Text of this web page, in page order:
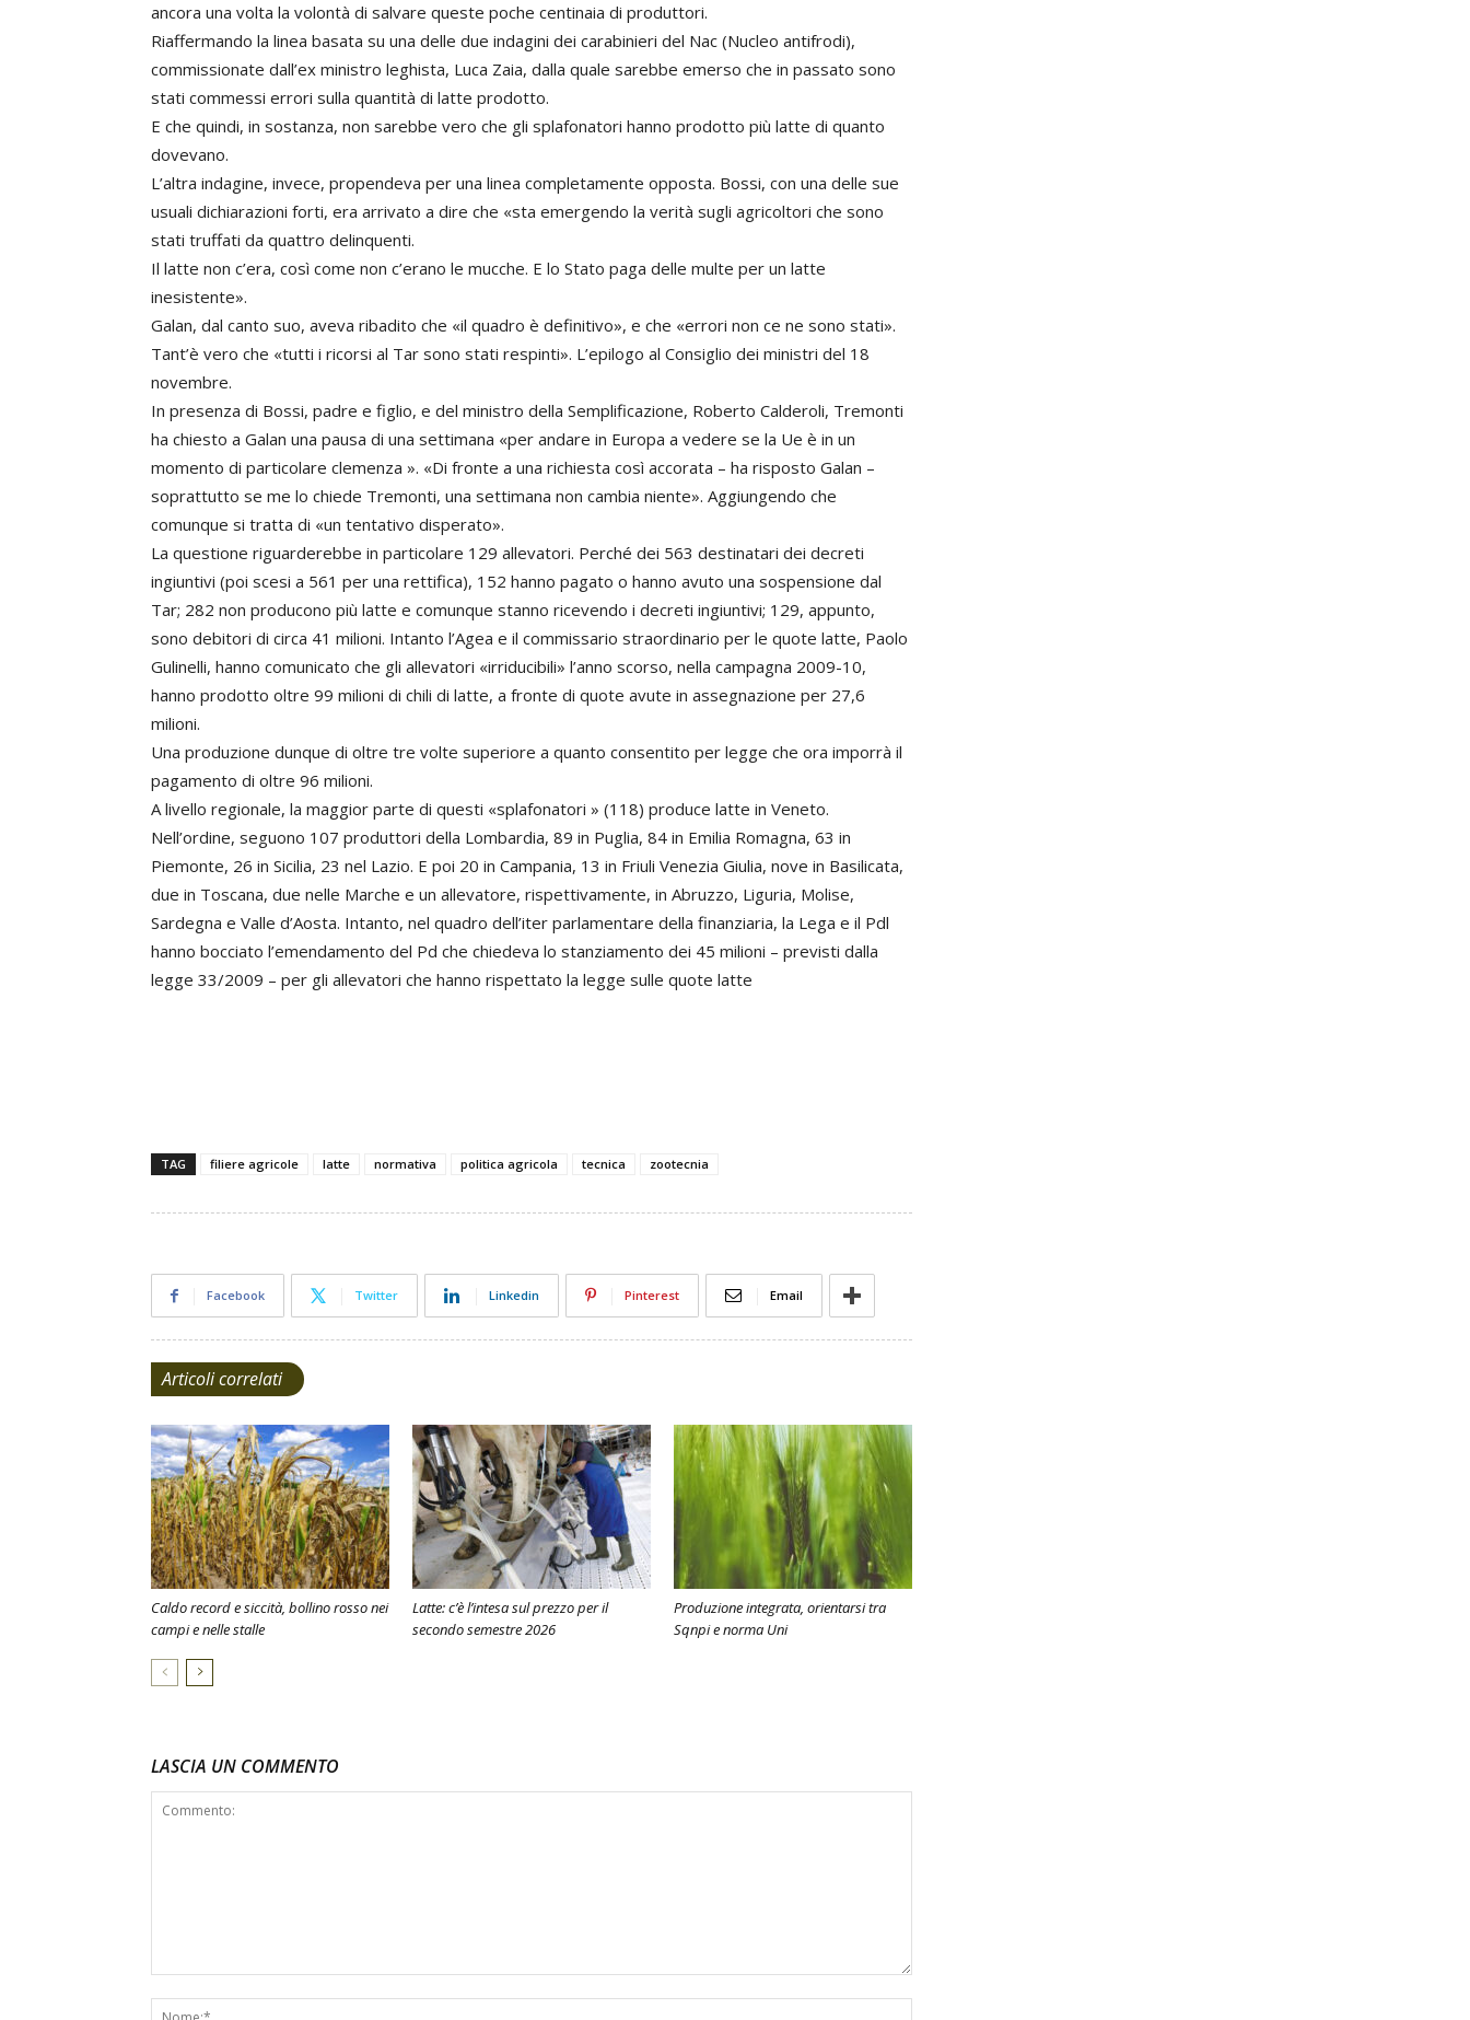
ancora una volta la volontà di salvare queste poche centinaia di produttori.
Riaffermando la linea basata su una delle due indagini dei carabinieri del Nac (Nucleo antifrodi),
commissionate dall’ex ministro leghista, Luca Zaia, dalla quale sarebbe emerso che in passato sono
stati commessi errori sulla quantità di latte prodotto.
E che quindi, in sostanza, non sarebbe vero che gli splafonatori hanno prodotto più latte di quanto
dovevano.
L’altra indagine, invece, propendeva per una linea completamente opposta. Bossi, con una delle sue
usuali dichiarazioni forti, era arrivato a dire che «sta emergendo la verità sugli agricoltori che sono
stati truffati da quattro delinquenti.
Il latte non c’era, così come non c’erano le mucche. E lo Stato paga delle multe per un latte
inesistente».
Galan, dal canto suo, aveva ribadito che «il quadro è definitivo», e che «errori non ce ne sono stati».
Tant’è vero che «tutti i ricorsi al Tar sono stati respinti». L’epilogo al Consiglio dei ministri del 18
novembre.
In presenza di Bossi, padre e figlio, e del ministro della Semplificazione, Roberto Calderoli, Tremonti
ha chiesto a Galan una pausa di una settimana «per andare in Europa a vedere se la Ue è in un
momento di particolare clemenza ». «Di fronte a una richiesta così accorata – ha risposto Galan –
soprattutto se me lo chiede Tremonti, una settimana non cambia niente». Aggiungendo che
comunque si tratta di «un tentativo disperato».
La questione riguarderebbe in particolare 129 allevatori. Perché dei 563 destinatari dei decreti
ingiuntivi (poi scesi a 561 per una rettifica), 152 hanno pagato o hanno avuto una sospensione dal
Tar; 282 non producono più latte e comunque stanno ricevendo i decreti ingiuntivi; 129, appunto,
sono debitori di circa 41 milioni. Intanto l’Agea e il commissario straordinario per le quote latte, Paolo
Gulinelli, hanno comunicato che gli allevatori «irriducibili» l’anno scorso, nella campagna 2009-10,
hanno prodotto oltre 99 milioni di chili di latte, a fronte di quote avute in assegnazione per 27,6
milioni.
Una produzione dunque di oltre tre volte superiore a quanto consentito per legge che ora imporrà il
pagamento di oltre 96 milioni.
A livello regionale, la maggior parte di questi «splafonatori » (118) produce latte in Veneto.
Nell’ordine, seguono 107 produttori della Lombardia, 89 in Puglia, 84 in Emilia Romagna, 63 in
Piemonte, 26 in Sicilia, 23 nel Lazio. E poi 20 in Campania, 13 in Friuli Venezia Giulia, nove in Basilicata,
due in Toscana, due nelle Marche e un allevatore, rispettivamente, in Abruzzo, Liguria, Molise,
Sardegna e Valle d’Aosta. Intanto, nel quadro dell’iter parlamentare della finanziaria, la Lega e il Pdl
hanno bocciato l’emendamento del Pd che chiedeva lo stanziamento dei 45 milioni – previsti dalla
legge 33/2009 – per gli allevatori che hanno rispettato la legge sulle quote latte
TAG filiere agricole latte normativa politica agricola tecnica zootecnia
Facebook Twitter Linkedin Pinterest Email
Articoli correlati
Caldo record e siccità, bollino rosso nei
campi e nelle stalle
Latte: c’è l’intesa sul prezzo per il
secondo semestre 2026
Produzione integrata, orientarsi tra
Sqnpi e norma Uni
LASCIA UN COMMENTO